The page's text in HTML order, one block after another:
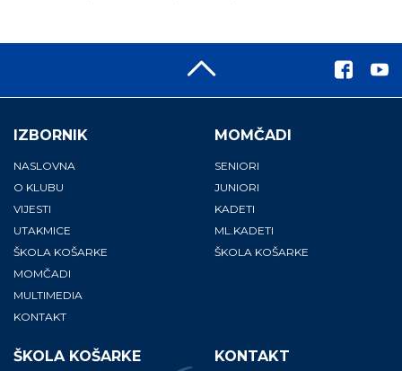
IZBORNIK
NASLOVNA
O KLUBU
VIJESTI
UTAKMICE
ŠKOLA KOŠARKE
MOMČADI
MULTIMEDIA
KONTAKT
MOMČADI
SENIORI
JUNIORI
KADETI
ML.KADETI
ŠKOLA KOŠARKE
ŠKOLA KOŠARKE KONTAKT